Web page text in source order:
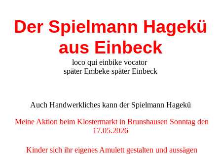
Der Spielmann Hagekü
aus Einbeck
loco qui einbike vocator
später Embeke später Einbeck
Auch Handwerkliches kann der Spielmann Hagekü
Meine Aktion beim Klostermarkt in Brunshausen Sonntag den
17.05.2026
Kinder sich ihr eigenes Amulett gestalten und aussägen